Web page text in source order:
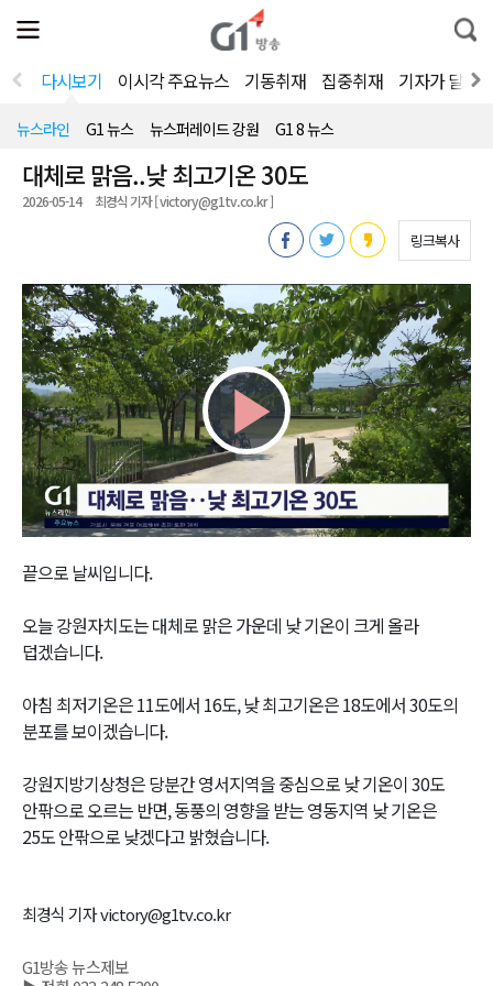
전
체
뉴
열
통
합
색
다시보기 이시각 주요뉴스 기동취재 집중취재 기자가 달려
뉴스라인 G1 뉴스 뉴스퍼레이드 강원 G1 8 뉴스
대체로 맑음..낮 최고기온 30도
2026-05-14 최경식 기자 [ victory@g1tv.co.kr ]
링크복사
Play
Video
끝으로 날씨입니다.
오늘 강원자치도는 대체로 맑은 가운데 낮 기온이 크게 올라
덥겠습니다.
아침 최저기온은 11도에서 16도, 낮 최고기온은 18도에서 30도의
분포를 보이겠습니다.
강원지방기상청은 당분간 영서지역을 중심으로 낮 기온이 30도
안팎으로 오르는 반면, 동풍의 영향을 받는 영동지역 낮 기온은
25도 안팎으로 낮겠다고 밝혔습니다.
최경식 기자 victory@g1tv.co.kr
G1방송 뉴스제보